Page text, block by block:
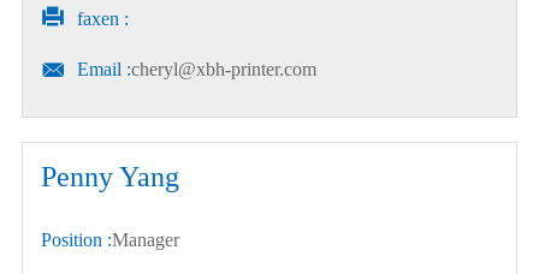
 faxen :
 Email :cheryl@xbh-printer.com
Penny Yang
Position :Manager